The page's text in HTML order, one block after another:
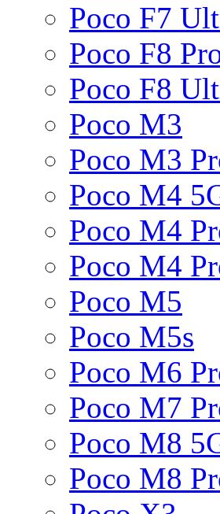
Poco F7
Poco F8
Poco F8
Poco M3
Poco M3
Poco M4
Poco M4
Poco M4
Poco M5
Poco M5s
Poco M6
Poco M7
Poco M8
Poco M8